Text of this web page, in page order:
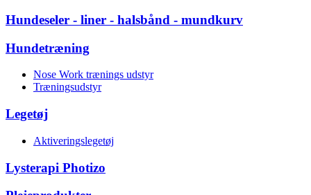
Hundeseler - liner - halsbånd - mundkurv
Hundetræning
Nose Work trænings udstyr
Træningsudstyr
Legetøj
Aktiveringslegetøj
Lysterapi Photizo